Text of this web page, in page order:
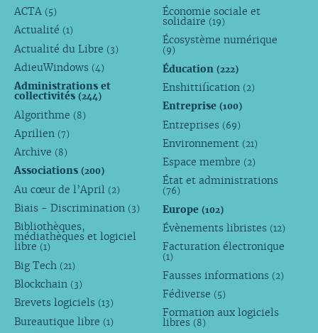
ACTA (5)
Actualité (1)
Actualité du Libre (3)
AdieuWindows (4)
Administrations et
collectivités (244)
Algorithme (8)
Aprilien (7)
Archive (8)
Associations (200)
Au cœur de l’April (2)
Biais - Discrimination (3)
Bibliothèques,
médiathèques et logiciel
libre (1)
Big Tech (21)
Blockchain (3)
Brevets logiciels (13)
Bureautique libre (1)
Économie sociale et
solidaire (19)
Écosystème numérique
(9)
Éducation(222)
Enshittification (2)
Entreprise(100)
Entreprises (69)
Environnement (21)
Espace membre (2)
État et administrations
(76)
Europe(102)
Évènements libristes (12)
Facturation électronique
(1)
Fausses informations (2)
Fédiverse (5)
Formation aux logiciels
libres (8)